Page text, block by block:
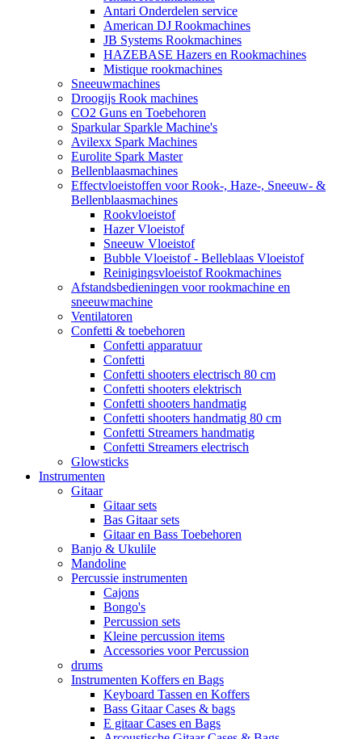
Antari Onderdelen service
American DJ Rookmachines
JB Systems Rookmachines
HAZEBASE Hazers en Rookmachines
Mistique rookmachines
Sneeuwmachines
Droogijs Rook machines
CO2 Guns en Toebehoren
Sparkular Sparkle Machine's
Avilexx Spark Machines
Eurolite Spark Master
Bellenblaasmachines
Effectvloeistoffen voor Rook-, Haze-, Sneeuw- &
Bellenblaasmachines
Rookvloeistof
Hazer Vloeistof
Sneeuw Vloeistof
Bubble Vloeistof - Belleblaas Vloeistof
Reinigingsvloeistof Rookmachines
Afstandsbedieningen voor rookmachine en
sneeuwmachine
Ventilatoren
Confetti & toebehoren
Confetti apparatuur
Confetti
Confetti shooters electrisch 80 cm
Confetti shooters elektrisch
Confetti shooters handmatig
Confetti shooters handmatig 80 cm
Confetti Streamers handmatig
Confetti Streamers electrisch
Glowsticks
Instrumenten
Gitaar
Gitaar sets
Bas Gitaar sets
Gitaar en Bass Toebehoren
Banjo & Ukulile
Mandoline
Percussie instrumenten
Cajons
Bongo's
Percussion sets
Kleine percussion items
Accessories voor Percussion
drums
Instrumenten Koffers en Bags
Keyboard Tassen en Koffers
Bass Gitaar Cases & bags
E gitaar Cases en Bags